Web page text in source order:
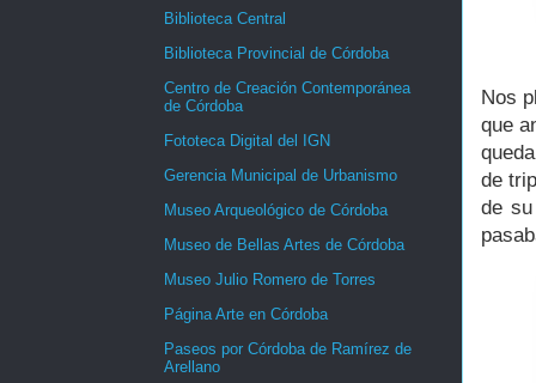
Nos
que
de
de
Biblioteca Central
Biblioteca Provincial de Córdoba
Centro de Creación Contemporánea
de Córdoba
Fototeca Digital del IGN
Gerencia Municipal de Urbanismo
Museo Arqueológico de Córdoba
Museo de Bellas Artes de Córdoba
Museo Julio Romero de Torres
Página Arte en Córdoba
Paseos por Córdoba de Ramírez de
Arellano